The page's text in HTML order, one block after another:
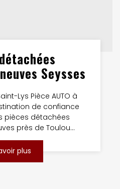
Seysses
Lys Pièce AUTO à
de confiance
pièces détachées
près de Toulou...
plus